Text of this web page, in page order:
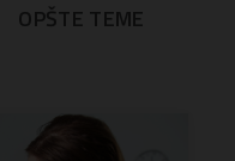
OPŠTE TEME